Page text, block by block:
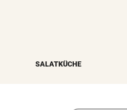
SALATKÜCHE